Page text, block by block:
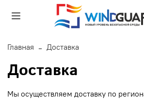
Главная Доставка
Доставка
Мы осуществляем доставку по